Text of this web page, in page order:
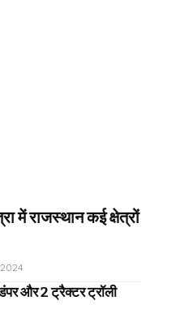
में राजस्थान कई क्षेत्रों
और 2 ट्रैक्टर ट्रॉली